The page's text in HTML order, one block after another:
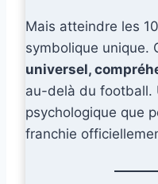
Mais atteindre les
symbolique unique.
universel,
au-delà du football.
psychologique que
franchie